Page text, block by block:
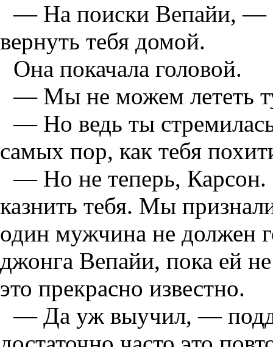
— На поиски Вепайи, —
вернуть тебя домой.
Она покачала головой.
— Мы не можем лететь
— Но ведь ты
самых пор, как тебя
— Но не теперь,
казнить тебя. Мы
один мужчина не должен
джонга Вепайи, пока ей
это прекрасно известно.
— Да уж выучил, —